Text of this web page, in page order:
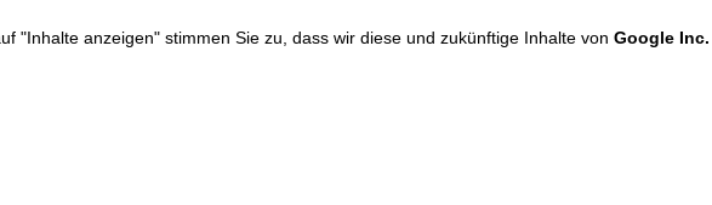
"Inhalte anzeigen" stimmen Sie zu, dass wir diese und zukünftige Inhalte von Google Inc.